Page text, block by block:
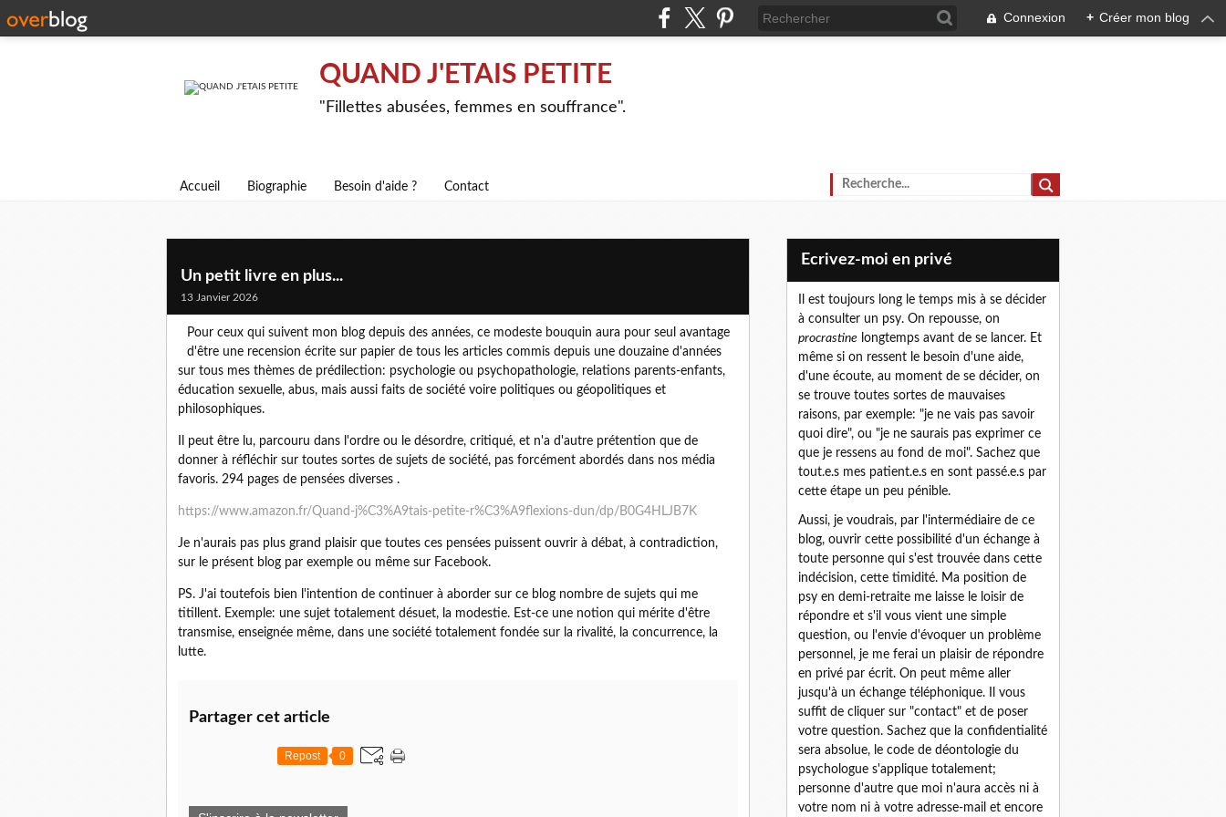
Connexion + Créer mon blog
QUAND J'ETAIS PETITE
"Fillettes abusées, femmes en souffrance".
Accueil Biographie Besoin d'aide ? Contact
Un petit livre en plus...
13 Janvier 2026
Pour ceux qui suivent mon blog depuis des années, ce modeste bouquin aura pour seul avantage
d'être une recension écrite sur papier de tous les articles commis depuis une douzaine d'années
sur tous mes thèmes de prédilection: psychologie ou psychopathologie, relations parents-enfants,
éducation sexuelle, abus, mais aussi faits de société voire politiques ou géopolitiques et
philosophiques.
Il peut être lu, parcouru dans l'ordre ou le désordre, critiqué, et n'a d'autre prétention que de
donner à réfléchir sur toutes sortes de sujets de société, pas forcément abordés dans nos média
favoris. 294 pages de pensées diverses .
https://www.amazon.fr/Quand-j%C3%A9tais-petite-r%C3%A9flexions-dun/dp/B0G4HLJB7K
Je n'aurais pas plus grand plaisir que toutes ces pensées puissent ouvrir à débat, à contradiction,
sur le présent blog par exemple ou même sur Facebook.
PS. J'ai toutefois bien l'intention de continuer à aborder sur ce blog nombre de sujets qui me
titillent. Exemple: une sujet totalement désuet, la modestie. Est-ce une notion qui mérite d'être
transmise, enseignée même, dans une société totalement fondée sur la rivalité, la concurrence, la
lutte.
Partager cet article
Repost 0
Ecrivez-moi en privé
Il est toujours long le temps mis à se décider
à consulter un psy. On repousse, on
procrastine longtemps avant de se lancer. Et
même si on ressent le besoin d'une aide,
d'une écoute, au moment de se décider, on
se trouve toutes sortes de mauvaises
raisons, par exemple: "je ne vais pas savoir
quoi dire", ou "je ne saurais pas exprimer ce
que je ressens au fond de moi". Sachez que
tout.e.s mes patient.e.s en sont passé.e.s par
cette étape un peu pénible.
Aussi, je voudrais, par l'intermédiaire de ce
blog, ouvrir cette possibilité d'un échange à
toute personne qui s'est trouvée dans cette
indécision, cette timidité. Ma position de
psy en demi-retraite me laisse le loisir de
répondre et s'il vous vient une simple
question, ou l'envie d'évoquer un problème
personnel, je me ferai un plaisir de répondre
en privé par écrit. On peut même aller
jusqu'à un échange téléphonique. Il vous
suffit de cliquer sur "contact" et de poser
votre question. Sachez que la confidentialité
sera absolue, le code de déontologie du
psychologue s'applique totalement;
personne d'autre que moi n'aura accès ni à
votre nom ni à votre adresse-mail et encore